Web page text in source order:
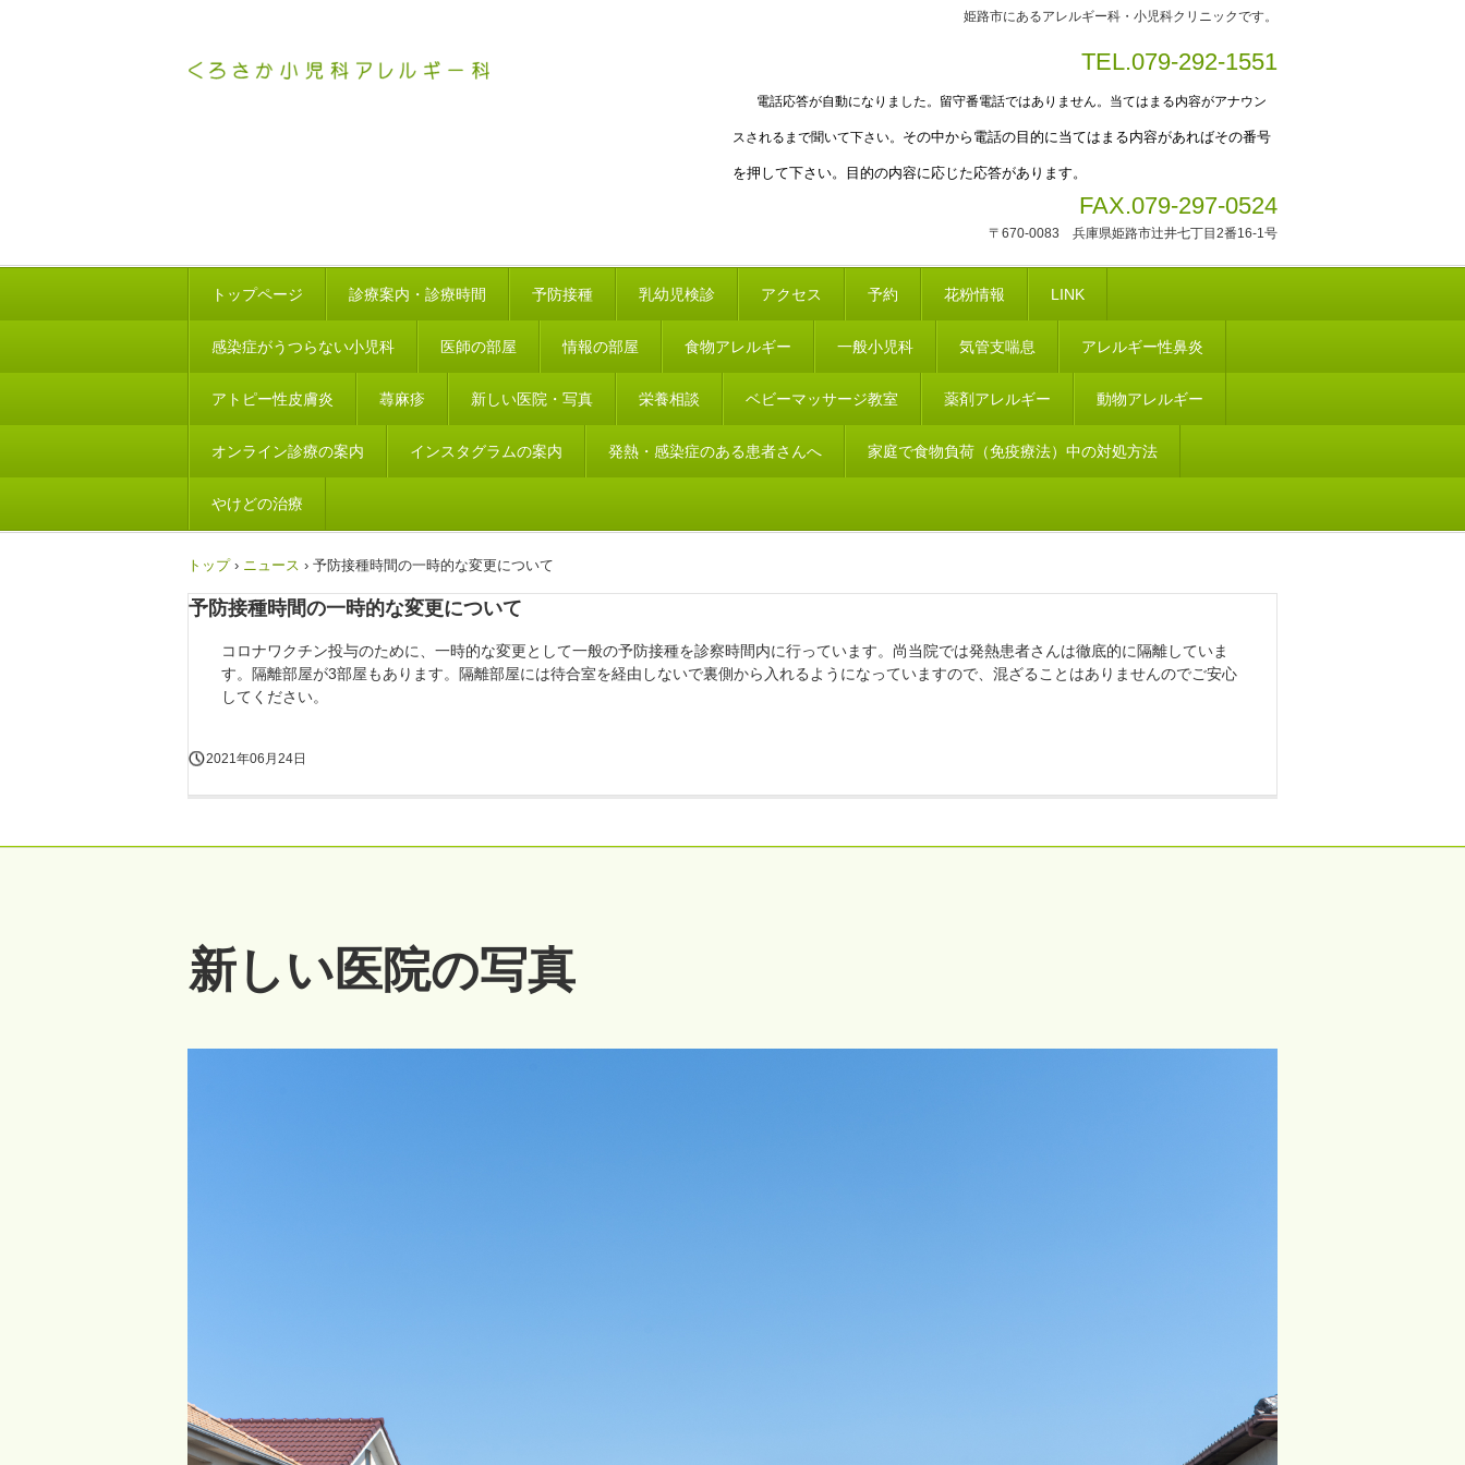
姫路市にあるアレルギー科・小児科クリニックです。
TEL.079-292-1551
電話応答が自動になりました。留守番電話ではありません。当てはまる内容がアナウン
スされるまで聞いて下さい。 その中から電話の目的に当てはまる内容があればその番号
を押して下さい。目的の内容に応じた応答があります。
FAX.079-297-0524
〒670-0083 兵庫県姫路市辻井七丁目2番16-1号
トップページ 診療案内・診療時間 予防接種 乳幼児検診 アクセス 予約 花粉情報 LINK
感染症がうつらない小児科 医師の部屋 情報の部屋 食物アレルギー 一般小児科 気管支喘息 アレルギー性鼻炎
アトピー性皮膚炎 蕁麻疹 新しい医院・写真 栄養相談 ベビーマッサージ教室 薬剤アレルギー 動物アレルギー
オンライン診療の案内 インスタグラムの案内 発熱・感染症のある患者さんへ 家庭で食物負荷（免疫療法）中の対処方法
やけどの治療
トップ › ニュース › 予防接種時間の一時的な変更について
予防接種時間の一時的な変更について
コロナワクチン投与のために、一時的な変更として一般の予防接種を診察時間内に行っています。尚当院では発熱患者さんは徹底的に隔離していま
す。隔離部屋が3部屋もあります。隔離部屋には待合室を経由しないで裏側から入れるようになっていますので、混ざることはありませんのでご安心
してください。
2021年06月24日
新しい医院の写真